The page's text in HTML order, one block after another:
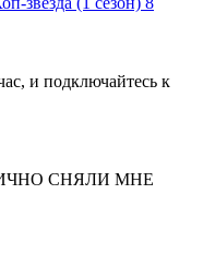
и подключайтесь к
СНЯЛИ МНЕ